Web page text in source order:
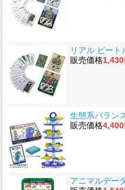
リアル ビート
販売価格1,430
生態系バラン
販売価格4,400
アニマルデー